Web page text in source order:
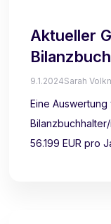
Aktueller
9.1.2024Sarah
Eine
56.199 EUR pro